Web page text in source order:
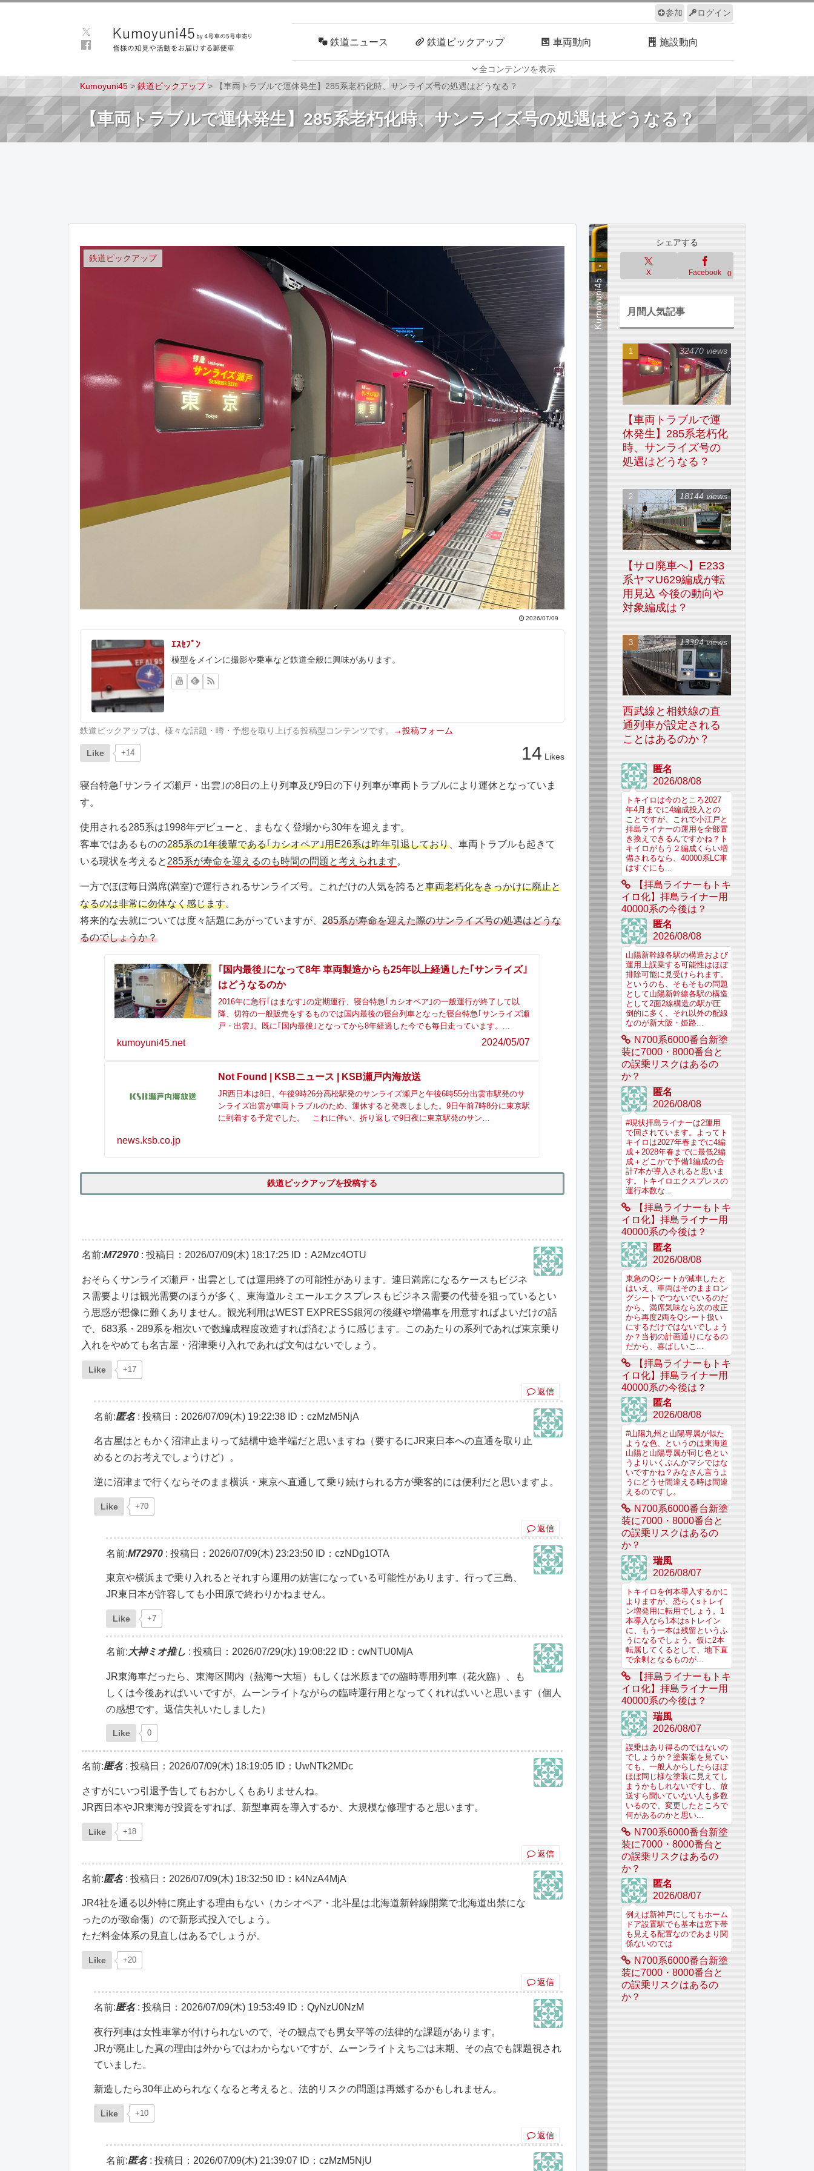
ログイン
参加
全コンテンツを表示
鉄道ニュース 鉄道ピックアップ 車両動向 施設動向
車両技術 路線探訪 ルール サイトについて
Kumoyuni45 > 鉄道ピックアップ> 【車両トラブルで運休発生】285系老朽化時、サンライズ号の処遇はどうなる？
【車両トラブルで運休発生】285系老朽化時、サンライズ号の処遇はどうなる？
鉄道ピックアップ
2026/07/09
ｴｽｾﾌﾞﾝ
模型をメインに撮影や乗車など鉄道全般に興味があります。
鉄道ピックアップは、様々な話題・噂・予想を取り上げる投稿型コンテンツです。 →投稿フォーム
Like +14 14 Likes
寝台特急｢サンライズ瀬戸・出雲｣の8日の上り列車及び9日の下り列車が車両トラブルにより運休となっていま
す。
使用される285系は1998年デビューと、まもなく登場から30年を迎えます。
客車ではあるものの285系の1年後輩である｢カシオペア｣用E26系は昨年引退しており 、車両トラブルも起きて
いる現状を考えると 285系が寿命を迎えるのも時間の問題と考えられます。
一方でほぼ毎日満席(満室)で運行されるサンライズ号。これだけの人気を誇ると車両老朽化をきっかけに廃止と
なるのは非常に勿体なく感じます。
将来的な去就については度々話題にあがっていますが、 285系が寿命を迎えた際のサンライズ号の処遇はどうな
るのでしょうか？
｢国内最後｣になって8年 車両製造からも25年以上経過した｢サンライズ｣
はどうなるのか
2016年に急行｢はまなす｣の定期運行、寝台特急｢カシオペア｣の一般運行が終了して以
降、切符の一般販売をするものでは国内最後の寝台列車となった寝台特急｢サンライズ瀬
戸・出雲｣。既に｢国内最後｣となってから8年経過した今でも毎日走っています。...
kumoyuni45.net 2024/05/07
Not Found | KSBニュース | KSB瀬戸内海放送
JR西日本は8日、午後9時26分高松駅発のサンライズ瀬戸と午後6時55分出雲市駅発のサ
ンライズ出雲が車両トラブルのため、運休すると発表しました。9日午前7時8分に東京駅
に到着する予定でした。 これに伴い、折り返しで9日夜に東京駅発のサン…
news.ksb.co.jp
鉄道ピックアップを投稿する
名前:M72970 : 投稿日：2026/07/09(木) 18:17:25 ID：A2Mzc4OTU
おそらくサンライズ瀬戸・出雲としては運用終了の可能性があります。連日満席になるケースもビジネ
ス需要よりは観光需要のほうが多く、東海道ルミエールエクスプレスもビジネス需要の代替を狙っているとい
う思惑が想像に難くありません。観光利用はWEST EXPRESS銀河の後継や増備車を用意すればよいだけの話
で、683系・289系を相次いで数編成程度改造すれば済むように感じます。このあたりの系列であれば東京乗り
入れをやめても名古屋・沼津乗り入れであれば文句はないでしょう。
Like +17
返信
名前:匿名: 投稿日：2026/07/09(木) 19:22:38 ID：czMzM5NjA
名古屋はともかく沼津止まりって結構中途半端だと思いますね（要するにJR東日本への直通を取り止
めるとのお考えでしょうけど）。
逆に沼津まで行くならそのまま横浜・東京へ直通して乗り続けられる方が乗客的には便利だと思いますよ。
Like +70
返信
名前:M72970 : 投稿日：2026/07/09(木) 23:23:50 ID：czNDg1OTA
東京や横浜まで乗り入れるとそれすら運用の妨害になっている可能性があります。行って三島、
JR東日本が許容しても小田原で終わりかねません。
Like +7
名前: 大神ミオ推し : 投稿日：2026/07/29(水) 19:08:22 ID：cwNTU0MjA
JR東海車だったら、東海区間内（熱海〜大垣）もしくは米原までの臨時専用列車（花火臨）、も
しくは今後あればいいですが、ムーンライトながらの臨時運行用となってくれればいいと思います（個人
の感想です。返信失礼いたしました）
Like 0
名前:匿名: 投稿日：2026/07/09(木) 18:19:05 ID：UwNTk2MDc
さすがにいつ引退予告してもおかしくもありませんね。
JR西日本やJR東海が投資をすれば、新型車両を導入するか、大規模な修理すると思います。
Like +18
返信
名前:匿名: 投稿日：2026/07/09(木) 18:32:50 ID：k4NzA4MjA
JR4社を通る以外特に廃止する理由もない（カシオペア・北斗星は北海道新幹線開業で北海道出禁にな
ったのが致命傷）ので新形式投入でしょう。
ただ料金体系の見直しはあるでしょうが。
Like +20
返信
名前:匿名: 投稿日：2026/07/09(木) 19:53:49 ID：QyNzU0NzM
夜行列車は女性車掌が付けられないので、その観点でも男女平等の法律的な課題があります。
JRが廃止した真の理由は外からではわからないですが、ムーンライトえちごは末期、その点でも課題視され
ていました。
新造したら30年止められなくなると考えると、法的リスクの問題は再燃するかもしれません。
Like +10
返信
名前:匿名: 投稿日：2026/07/09(木) 21:39:07 ID：czMzM5NjU
シェアする
X Facebook 0
月間人気記事
【車両トラブルで運
休発生】285系老朽化
時、サンライズ号の
処遇はどうなる？
32470 views
【サロ廃車へ】E233
系ヤマU629編成が転
用見込 今後の動向や
対象編成は？
18144 views
西武線と相鉄線の直
通列車が設定される
ことはあるのか？
13394 views
匿名
2026/08/08
トキイロは今のところ2027
年4月までに4編成投入との
ことですが、これで小江戸と
拝島ライナーの運用を全部置
き換えできるんですかね？ト
キイロがもう２編成くらい増
備されるなら、40000系LC車
はすぐにも...
【拝島ライナーもトキ
イロ化】拝島ライナー用
40000系の今後は？
匿名
2026/08/08
山陽新幹線各駅の構造および
運用上誤乗する可能性はほぼ
排除可能に見受けられます。
というのも、そもそもの問題
として山陽新幹線各駅の構造
として2面2線構造の駅が圧
倒的に多く、それ以外の配線
なのが新大阪・姫路...
N700系6000番台新塗
装に7000・8000番台と
の誤乗リスクはあるの
か？
匿名
2026/08/08
#現状拝島ライナーは2運用
で回されています。よってト
キイロは2027年春までに4編
成＋2028年春までに最低2編
成＋どこかで予備1編成の合
計7本が導入されると思いま
す。トキイロエクスプレスの
運行本数な...
【拝島ライナーもトキ
イロ化】拝島ライナー用
40000系の今後は？
匿名
2026/08/08
東急のQシートが減車したと
はいえ、車両はそのままロン
グシートでつないでいるのだ
から、満席気味なら次の改正
から再度2両をQシート扱い
にするだけではないでしょう
か？当初の計画通りになるの
だから、喜ばしいこ...
【拝島ライナーもトキ
イロ化】拝島ライナー用
40000系の今後は？
匿名
2026/08/08
#山陽九州と山陽専属が似た
ような色、というのは東海道
山陽と山陽専属が同じ色とい
うよりいくぶんかマシではな
いですかね？みなさん言うよ
うにどうせ間違える時は間違
えるのですし。
N700系6000番台新塗
装に7000・8000番台と
の誤乗リスクはあるの
か？
瑞風
2026/08/07
トキイロを何本導入するかに
よりますが、恐らくsトレイ
ン増発用に転用でしょう。1
本導入なら1本はsトレイン
に、もう一本は残留というふ
うになるでしょう。仮に2本
転属してくるとして、地下直
で余剰となるものが...
【拝島ライナーもトキ
イロ化】拝島ライナー用
40000系の今後は？
瑞風
2026/08/07
誤乗はあり得るのではないの
でしょうか？塗装案を見てい
ても、一般人からしたらほぼ
ほぼ同じ様な塗装に見えてし
まうかもしれないですし、放
送すら聞いていない人も多数
いるので、変更したところで
何があるのかと思い...
N700系6000番台新塗
装に7000・8000番台と
の誤乗リスクはあるの
か？
匿名
2026/08/07
例えば新神戸にしてもホーム
ドア設置駅でも基本は窓下帯
も見える配置なのであまり関
係ないのでは
N700系6000番台新塗
装に7000・8000番台と
の誤乗リスクはあるの
か？